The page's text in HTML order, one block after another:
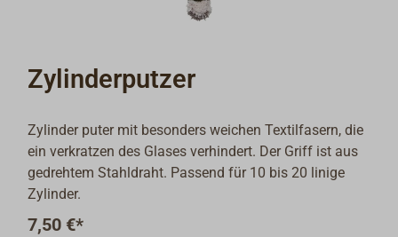
Zylinderputzer
Zylinder puter mit besonders weichen Textilfasern, die
ein verkratzen des Glases verhindert. Der Griff ist aus
gedrehtem Stahldraht. Passend für 10 bis 20 linige
Zylinder.
7,50 €*